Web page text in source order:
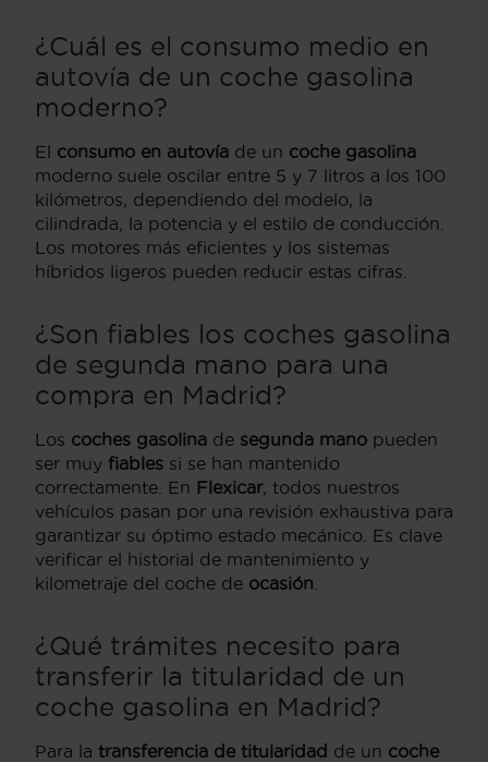
¿Cuál es el consumo medio en
autovía de un coche gasolina
moderno?
El consumo en autovía de un coche gasolina
moderno suele oscilar entre 5 y 7 litros a los 100
kilómetros, dependiendo del modelo, la
cilindrada, la potencia y el estilo de conducción.
Los motores más eficientes y los sistemas
híbridos ligeros pueden reducir estas cifras.
¿Son fiables los coches gasolina
de segunda mano para una
compra en Madrid?
Los coches gasolina de segunda mano pueden
ser muy fiables si se han mantenido
correctamente. En Flexicar, todos nuestros
vehículos pasan por una revisión exhaustiva para
garantizar su óptimo estado mecánico. Es clave
verificar el historial de mantenimiento y
kilometraje del coche de ocasión
¿Qué trámites necesito para
transferir la titularidad de un
coche gasolina en Madrid?
Para la transferencia de titularidad de un coche